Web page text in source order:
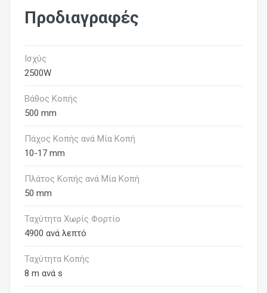
Προδιαγραφές
Ισχύς
2500W
Βάθος Κοπής
500 mm
Πάχος Κοπής ανά Μία Κοπή
10-17 mm
Πλάτος Κοπής ανά Μία Κοπή
50 mm
Ταχύτητα Χωρίς Φορτίο
4900 ανά λεπτό
Ταχύτητα Κοπής
8 m ανά s